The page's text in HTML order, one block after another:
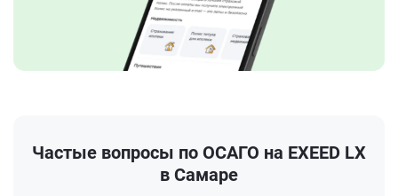
Частые вопросы по ОСАГО на EXEED LX
в Самаре